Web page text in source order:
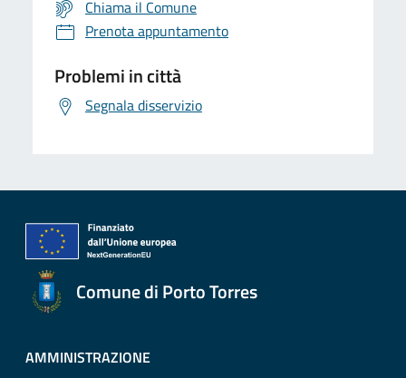
Chiama il Comune
Prenota appuntamento
Problemi in città
Segnala disservizio
Comune di Porto Torres
AMMINISTRAZIONE